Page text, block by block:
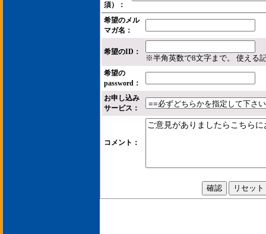
須）：
希望のメル
マガ名：
希望のID：
※半角英数で8文字まで。 使える
希望の
password：
お申し込み
サービス：
コメント：